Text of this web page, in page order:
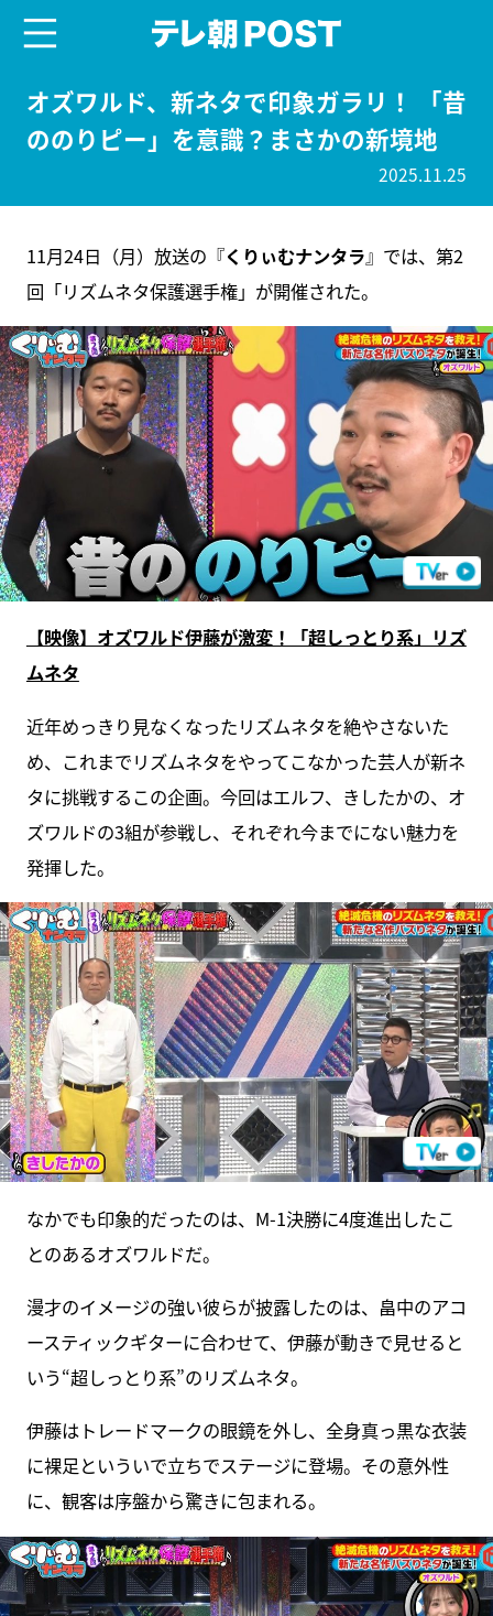
オズワルド、新ネタで印象ガラリ！ 「昔
ののりピー」を意識？まさかの新境地
2025.11.25
11月24日（月）放送の『くりぃむナンタラ』では、第2
回「リズムネタ保護選手権」が開催された。
【映像】オズワルド伊藤が激変！「超しっとり系」リズ
ムネタ
近年めっきり見なくなったリズムネタを絶やさないた
め、これまでリズムネタをやってこなかった芸人が新ネ
タに挑戦するこの企画。今回はエルフ、きしたかの、オ
ズワルドの3組が参戦し、それぞれ今までにない魅力を
発揮した。
なかでも印象的だったのは、M-1決勝に4度進出したこ
とのあるオズワルドだ。
漫才のイメージの強い彼らが披露したのは、畠中のアコ
ースティックギターに合わせて、伊藤が動きで見せると
いう“超しっとり系”のリズムネタ。
伊藤はトレードマークの眼鏡を外し、全身真っ黒な衣装
に裸足といういで立ちでステージに登場。その意外性
に、観客は序盤から驚きに包まれる。